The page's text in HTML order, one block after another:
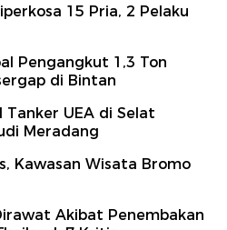
15 Pria, 2 Pelaku
Pengangkut 1,3 Ton
di Bintan
Tanker UEA di Selat
Meradang
Kawasan Wisata Bromo
Akibat Penembakan